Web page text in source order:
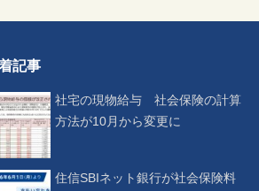
記事
社宅の現物給与 社会保険の計算
方法が10月から変更に
住信SBIネット銀行が社会保険料